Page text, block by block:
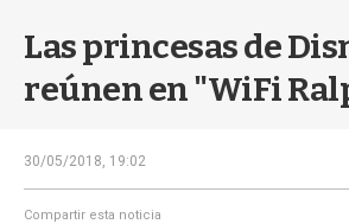
Las princesas de
reúnen en "WiFi
30/05/2018, 19:02
Compartir esta noticia